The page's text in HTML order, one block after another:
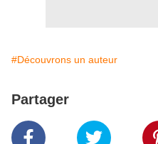
#Découvrons un auteur
Partager